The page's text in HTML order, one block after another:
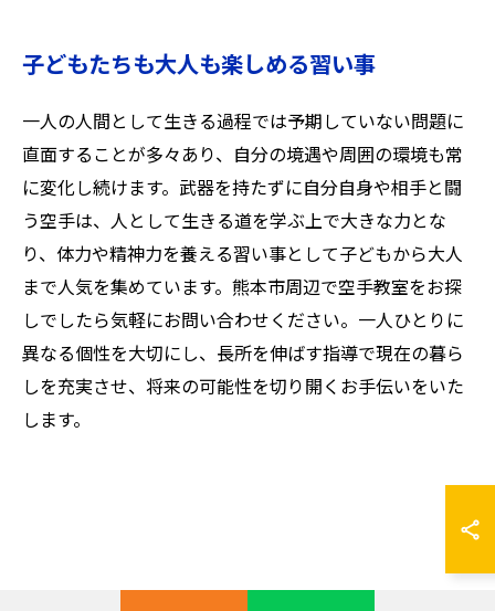
子どもたちも大人も楽しめる習い事
一人の人間として生きる過程では予期していない問題に
直面することが多々あり、自分の境遇や周囲の環境も常
に変化し続けます。武器を持たずに自分自身や相手と闘
う空手は、人として生きる道を学ぶ上で大きな力とな
り、体力や精神力を養える習い事として子どもから大人
まで人気を集めています。熊本市周辺で空手教室をお探
しでしたら気軽にお問い合わせください。一人ひとりに
異なる個性を大切にし、長所を伸ばす指導で現在の暮ら
しを充実させ、将来の可能性を切り開くお手伝いをいた
します。